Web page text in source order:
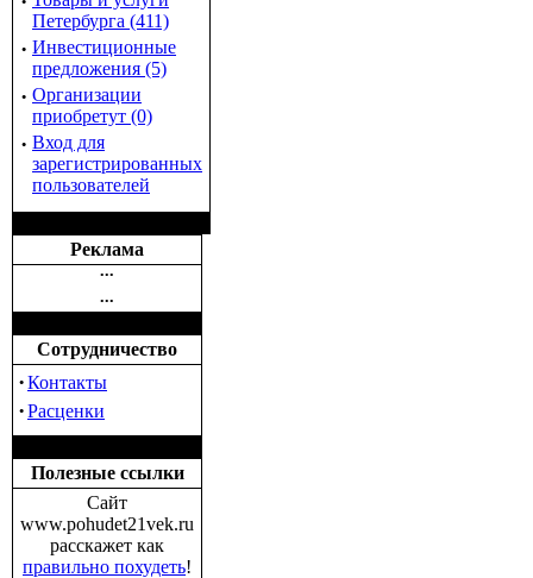
Петербурга (411)
· Инвестиционные
предложения (5)
· Организации
приобретут (0)
· Вход для
зарегистрированных
пользователей
Реклама
•••
•••
Сотрудничество
·Контакты
·Расценки
Полезные ссылки
Сайт
www.pohudet21vek.ru
расскажет как
правильно похудеть!